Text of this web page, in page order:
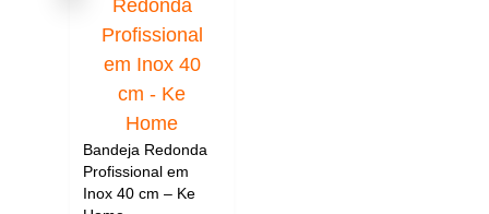
Bandeja Redonda
Profissional em
Inox 40 cm – Ke